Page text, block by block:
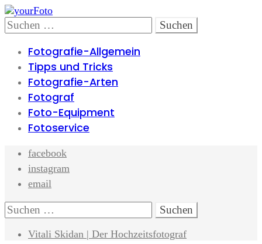
Skip
to
navigation
Skip
to
content
Search
Suchen
nach:
Fotografie-Allgemein
Tipps und Tricks
Fotografie-Arten
Fotograf
Foto-Equipment
Fotoservice
facebook
instagram
email
Search
Suchen
nach:
Vitali Skidan | Der Hochzeitsfotograf